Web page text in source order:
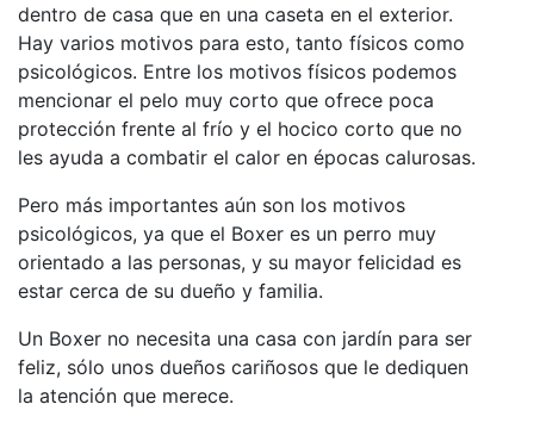
dentro de casa que en una caseta en el exterior.
Hay varios motivos para esto, tanto físicos como
psicológicos. Entre los motivos físicos podemos
mencionar el pelo muy corto que ofrece poca
protección frente al frío y el hocico corto que no
les ayuda a combatir el calor en épocas calurosas.
Pero más importantes aún son los motivos
psicológicos, ya que el Boxer es un perro muy
orientado a las personas, y su mayor felicidad es
estar cerca de su dueño y familia.
Un Boxer no necesita una casa con jardín para ser
feliz, sólo unos dueños cariñosos que le dediquen
la atención que merece.